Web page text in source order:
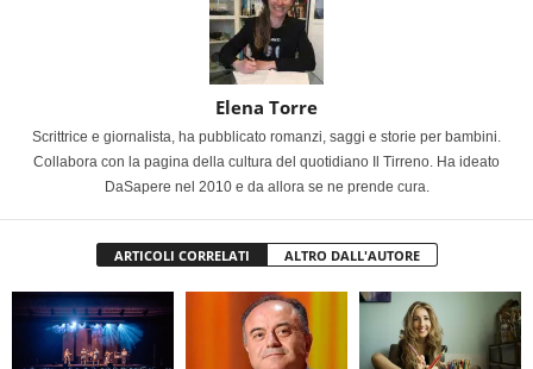
Elena Torre
Scrittrice e giornalista, ha pubblicato romanzi, saggi e storie per bambini.
Collabora con la pagina della cultura del quotidiano Il Tirreno. Ha ideato
DaSapere nel 2010 e da allora se ne prende cura.
ARTICOLI CORRELATI ALTRO DALL'AUTORE